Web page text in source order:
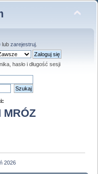
lub zarejestruj.
hasło i długość sesji
MRÓZ
2026